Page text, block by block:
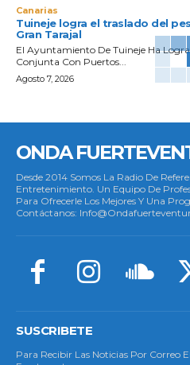
Canarias
Tuineje logra el traslado del
Gran Tarajal
El Ayuntamiento De Tuineje Ha
Conjunta Con Puertos...
Agosto 7, 2026
ONDA
Desde 2014 Somos La Radio De
Entretenimiento. Un Equipo De
Para Ofrecerle Los Mejores Y Una
Contáctanos:
SUSCRIBETE
Para Recibir Las Noticias Por Correo